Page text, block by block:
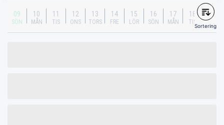
09
SÖN
10
MÅN
11
TIS
12
ONS
13
TORS
14
FRE
15
LÖR
16
SÖN
17
MÅN
18
TIS
Sortering